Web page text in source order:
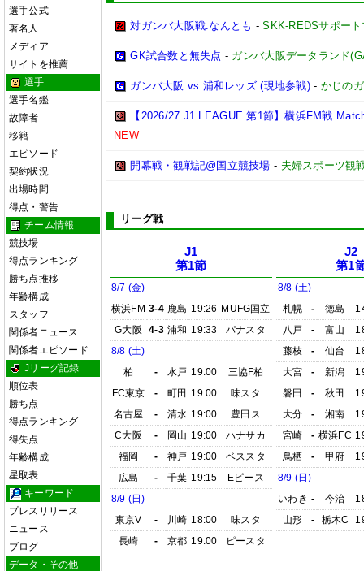
選手公式
著名人
メディア
サイトを推薦
選手
選手名鑑
故障者
移籍
エピソード
契約状況
出場時間
得点・警告
チーム情報
競技場
得点ランキング
勝ち点推移
年齢構成
スタッフ
関係者ニュース
関係者エピソード
Jリーグ記録
順位表
勝ち点
得点ランキング
得失点
年齢構成
星取表
キーワード
プレスリリース
ニュース
ブログ
データ・その他
対ガンバ大阪戦:なんとも -SKK-REDSサポー
GK試合数と無失点 - ガンバ大阪データランド
ガンバ大阪 vs 浦和レッズ (現地参戦)- かじの
【2026/27 J1 LEAGUE 第1節】横浜FM戦
NEW
開幕戦・観戦記@国立競技場 - 夫婦スポーツ観
リーグ戦
J1
第1節
8/7 (金)
横浜FM 3-4 鹿島 19:26 MUFG国立
G大阪
4-3 浦和 19:33
パナスタ
8/8 (土)
柏
- 水戸 19:00
三協F柏
FC東京
- 町田 19:00
味スタ
名古屋
- 清水 19:00
豊田ス
C大阪
- 岡山 19:00
ハナサカ
福岡
- 神戸 19:00
ベススタ
広島
- 千葉 19:15
Eピース
8/9 (日)
東京V
- 川崎 18:00
味スタ
長崎
- 京都 19:00 ピースタ
J2
第1
8/8 (土)
札幌
- 徳島
八戸
- 富山
藤枝
- 仙台
大宮
- 新潟
磐田
- 秋田
大分
- 湘南
宮崎
- 横浜FC
鳥栖
- 甲府
8/9 (日)
いわき - 今治
山形
- 栃木C